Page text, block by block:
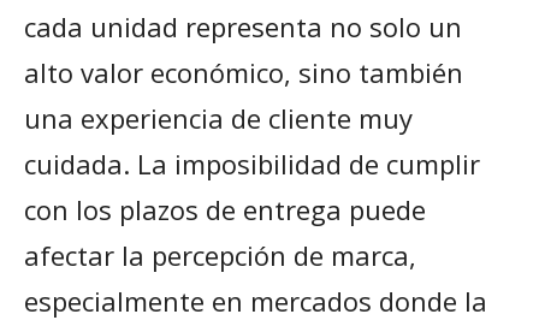
cada unidad representa no solo un
alto valor económico, sino también
una experiencia de cliente muy
cuidada. La imposibilidad de cumplir
con los plazos de entrega puede
afectar la percepción de marca,
especialmente en mercados donde la